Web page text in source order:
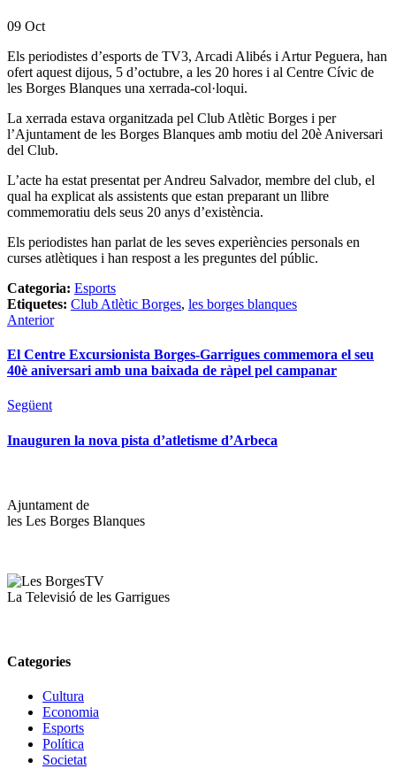
09 Oct
Els periodistes d’esports de TV3, Arcadi Alibés i Artur Peguera, han
ofert aquest dijous, 5 d’octubre, a les 20 hores i al Centre Cívic de
les Borges Blanques una xerrada-col·loqui.
La xerrada estava organitzada pel Club Atlètic Borges i per
l’Ajuntament de les Borges Blanques amb motiu del 20è Aniversari
del Club.
L’acte ha estat presentat per Andreu Salvador, membre del club, el
qual ha explicat als assistents que estan preparant un llibre
commemoratiu dels seus 20 anys d’existència.
Els periodistes han parlat de les seves experiències personals en
curses atlètiques i han respost a les preguntes del públic.
Categoria: Esports
Etiquetes: Club Atlètic Borges, les borges blanques
Anterior
El Centre Excursionista Borges-Garrigues commemora el seu
40è aniversari amb una baixada de ràpel pel campanar
Següent
Inauguren la nova pista d’atletisme d’Arbeca
Ajuntament de
les Les Borges Blanques
La Televisió de les Garrigues
Categories
Cultura
Economia
Esports
Política
Societat